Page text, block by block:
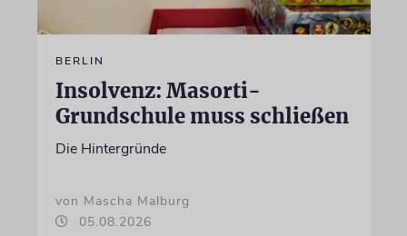
BERLIN
Insolvenz: Masorti-
Grundschule muss schließen
Die Hintergründe
von Mascha Malburg
05.08.2026